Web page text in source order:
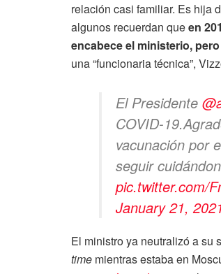
relación casi familiar. Es hija
algunos recuerdan queen
encabece el ministerio,
una “funcionaria técnica”,
El Presidente
COVID-
vacunación por
seguir
pic.twitter.com/
January 21,
El ministro ya neutralizó a su
time mientras estaba en